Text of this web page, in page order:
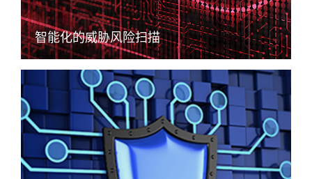
智能化的威胁风险扫描